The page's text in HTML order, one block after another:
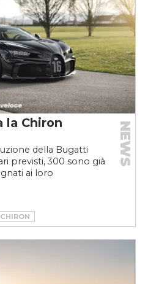
la Chiron
della Bugatti
previsti, 300 sono già
ai loro
NEWS
#CHIRON
#HYPERCAR